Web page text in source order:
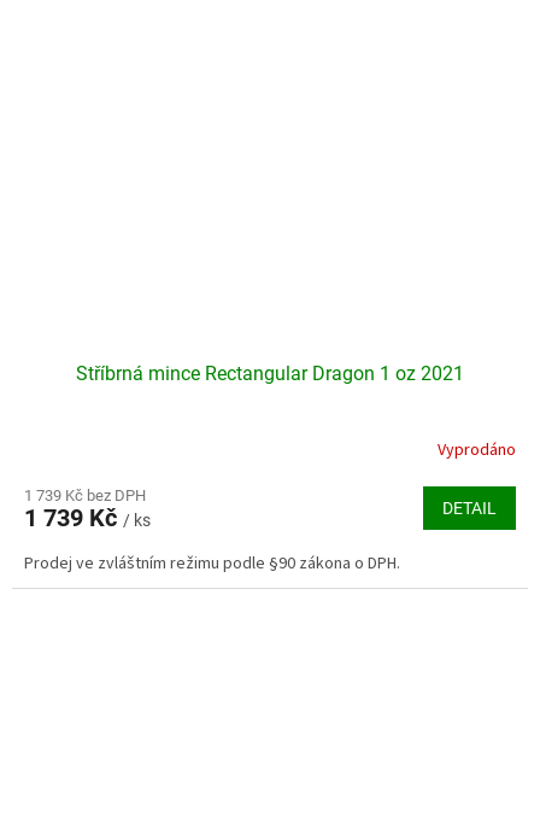
Stříbrná mince Rectangular Dragon 1 oz 2021
produktu
je
z
5
Vyprodáno
1 739 Kč bez DPH
1 739 Kč / ks
DETAIL
Prodej ve zvláštním režimu podle §90 zákona o DPH.